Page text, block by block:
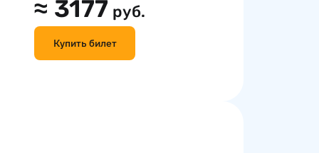
≈ 3177 руб.
Купить билет